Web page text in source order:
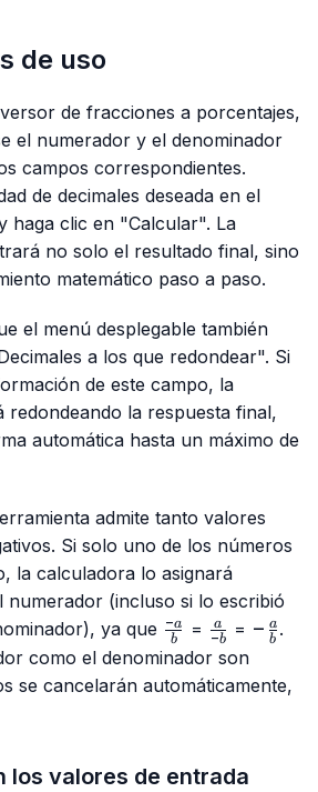
de uso
de fracciones a porcentajes,
el numerador y el denominador
campos correspondientes.
de decimales deseada en el
haga clic en "Calcular". La
no solo el resultado final, sino
matemático paso a paso.
el menú desplegable también
a los que redondear". Si
de este campo, la
redondeando la respuesta final,
automática hasta un máximo de
admite tanto valores
Si solo uno de los números
la calculadora lo asignará
numerador (incluso si lo escribió
ya que \frac{-
a}{b}
b
−a = \frac{a}
{-b}
−b
a = -
{b}
− b
a .
como el denominador son
se cancelarán automáticamente,
los valores de entrada